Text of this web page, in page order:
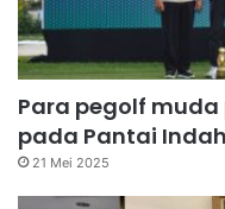
Para pegolf
pada Pantai
21 Mei 2025